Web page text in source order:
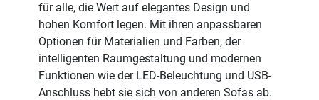
für alle, die Wert auf elegantes Design und
hohen Komfort legen. Mit ihren anpassbaren
Optionen für Materialien und Farben, der
intelligenten Raumgestaltung und modernen
Funktionen wie der LED-Beleuchtung und USB-
Anschluss hebt sie sich von anderen Sofas ab.